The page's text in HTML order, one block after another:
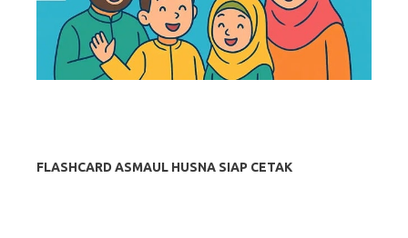
FLASHCARD ASMAUL HUSNA SIAP CETAK